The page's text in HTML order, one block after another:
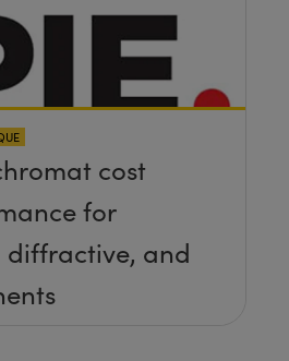
cost
for
diffractive, and